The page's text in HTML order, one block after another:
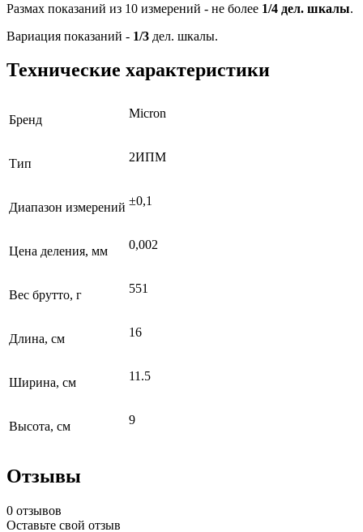
Размах показаний из 10 измерений - не более 1/4 дел. шкалы.
Вариация показаний - 1/3 дел. шкалы.
Технические характеристики
Бренд Micron
Тип 2ИПМ
Диапазон измерений ±0,1
Цена деления, мм 0,002
Вес брутто, г 551
Длина, см 16
Ширина, см 11.5
Высота, см 9
Отзывы
0 отзывов
Оставьте свой отзыв